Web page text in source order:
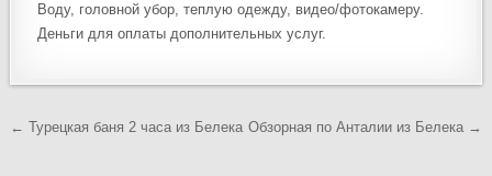
Воду, головной убор, теплую одежду, видео/фотокамеру.
Деньги для оплаты дополнительных услуг.
Навигация
← Турецкая баня 2 часа из Белека Обзорная по Анталии из Белека →